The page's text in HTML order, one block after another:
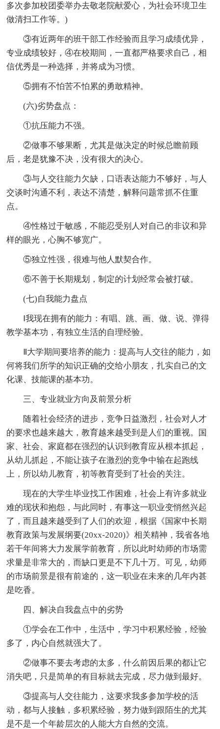
多次参加校团委举办去敬老院献爱心，为社会环境卫生
做清扫工作等。)
③有近两年的班干部工作经验而且学习成绩优异，
专业成绩较好，④在校期间，一直都严格要求自己，相
信优秀是一种选择，并将成为习惯。
⑤拥有不怕苦不怕累的勇敢精神。
(六)劣势盘点：
①抗压能力不强。
②做事不够果断，尤其是做决定的时候总瞻前顾
后，老是犹豫不决，没有很大的决心。
③与人交往能力欠缺，口语表达能力不够好，与人
交谈时沟通不利，表达不清楚，解释问题常抓不住重
点。
④性格过于敏感，不能忍受别人对自己的非议和异
样的眼光，心胸不够宽广。
⑤独立性强，很难与他人默契合作。
⑥不善于长期规划，制定的计划经常会被打破。
(七)自我能力盘点
Ⅰ我现在拥有的能力：有唱、跳、画、做、说、弹得
教学基本功，有独立生活的自理经验。
Ⅱ大学期间要培养的能力：提高与人交往的能力，如
何将我们所学的知识正确的交给小朋友，扎实自己的文
化课、技能课的基本功。
三、专业就业方向及前景分析
随着社会经济的进步，竞争日益激烈，社会对人才
的要求也越来越大，教育越来越受到是人们的重视。国
家、社会、家庭都在强烈的认识到教育应从根本抓起，
从幼儿抓起，不能让孩子在激烈的竞争中输在起跑线
上，所以幼儿教育，初等教育受到了社会的关注。
现在的大学生毕业找工作困难，社会上有许多就业
难的现状和抱怨，与此同时，有事这一职业变悄然兴起
了，而且越来越受到了人们的欢迎，根据《国家中长期
教育政策与发展纲要(20xx-2020)》相关精神，我省各地
若干年间将大力发展学前教育，所以此时幼师的市场需
求量是非常大的，而缺口更是不下几十万。可见，幼师
的市场前景是很有前途的，这一职业在未来的几年内甚
是吃香。
四、解决自我盘点中的劣势
①学会在工作中，生活中，学习中积累经验，经验
多了，内心自然就强大了。
②做事不要去考虑的太多，什么前因后果的都让它
消失吧，只是简单的有目标就去完成，尽力做到最好。
③提高与人交往能力，这要求我多参加学校的活
动，都与人接触，多积累经验，努力做到跟陌生的尤其
是不是一个年龄层次的人能大方自然的交流。